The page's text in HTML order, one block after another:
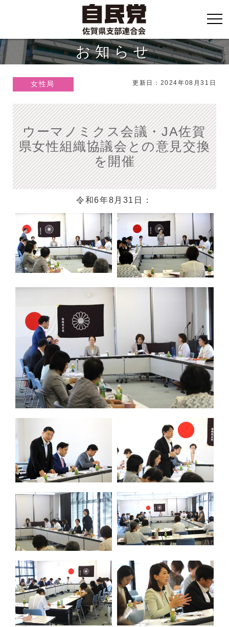
お知らせ
女性局 更新日：2024年08月31日
ウーマノミクス会議・JA佐賀
県女性組織協議会との意見交換
を開催
令和6年8月31日：